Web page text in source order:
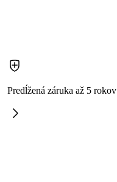
Predĺžená záruka až 5 rokov